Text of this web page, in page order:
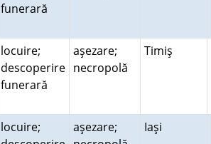
funerară
locuire;
descoperire
funerară
aşezare;
necropolă
Timiş
locuire;
aşezare;
Iaşi